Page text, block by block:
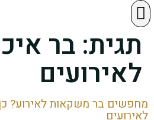
תגית: בר
לאירועים
מחפשים בר משקאות לאירוע?
לאירועים